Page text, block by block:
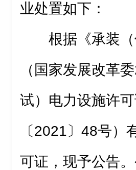
业处置如下：
根据《承装
（国家发展改革
试）电力设施许
〔2021〕48号）
可证，现予公告